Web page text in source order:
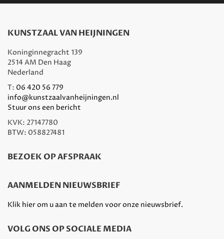
KUNSTZAAL VAN HEIJNINGEN
Koninginnegracht 139
2514 AM Den Haag
Nederland
T: 06 420 56 779
info@kunstzaalvanheijningen.nl
Stuur ons een bericht
KVK: 27147780
BTW: 058827481
BEZOEK OP AFSPRAAK
AANMELDEN NIEUWSBRIEF
Klik hier om u aan te melden voor onze nieuwsbrief.
VOLG ONS OP SOCIALE MEDIA